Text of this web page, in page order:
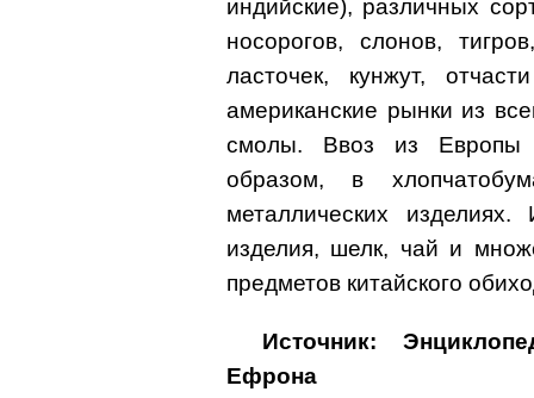
индийские), различных
носорогов, слонов,
ласточек, кунжут,
американские рынки из
смолы. Ввоз из Европы
образом, в
металлических
изделия, шелк, чай и
предметов китайского
Источник:
Ефрона